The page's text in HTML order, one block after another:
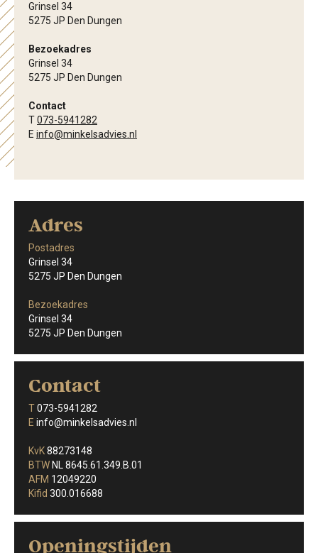
Grinsel 34
5275 JP Den Dungen
Bezoekadres
Grinsel 34
5275 JP Den Dungen
Contact
T073-5941282
E info@minkelsadvies.nl
Adres
Postadres
Grinsel 34
5275 JP Den Dungen
Bezoekadres
Grinsel 34
5275 JP Den Dungen
Contact
T073-5941282
E info@minkelsadvies.nl
KvK88273148
BTW NL 8645.61.349.B.01
AFM 12049220
Kifid 300.016688
Openingstijden